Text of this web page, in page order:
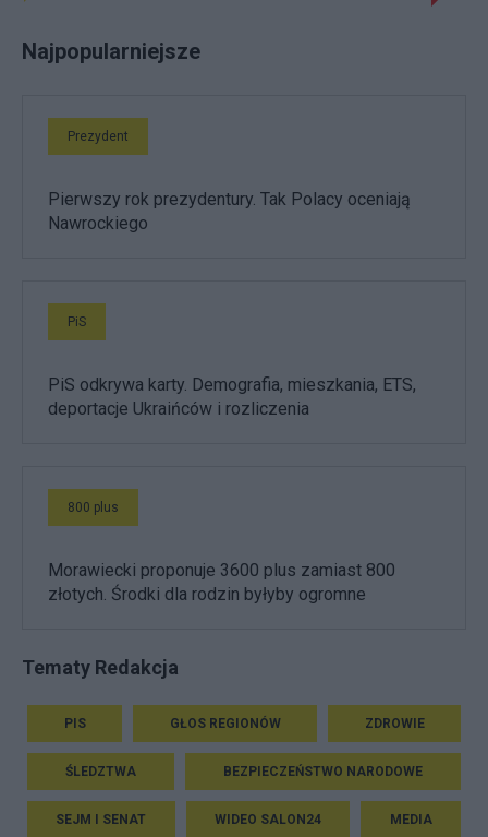
Najpopularniejsze
Prezydent
Pierwszy rok prezydentury. Tak Polacy oceniają
Nawrockiego
PiS
PiS odkrywa karty. Demografia, mieszkania, ETS,
deportacje Ukraińców i rozliczenia
800 plus
Morawiecki proponuje 3600 plus zamiast 800
złotych. Środki dla rodzin byłyby ogromne
Tematy Redakcja
PIS GŁOS REGIONÓW ZDROWIE
ŚLEDZTWA BEZPIECZEŃSTWO NARODOWE
SEJM I SENAT WIDEO SALON24 MEDIA